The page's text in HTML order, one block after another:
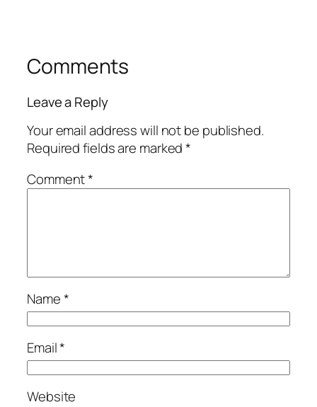
Comments
Leave a Reply
Your email address will not be published.
Required fields are marked*
Comment*
Name*
Email*
Website